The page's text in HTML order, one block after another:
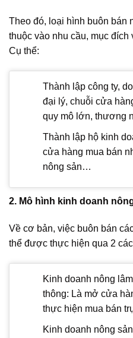
Theo đó, loại hình buôn bán
thuộc vào nhu cầu, mục
Cụ thể:
Thành lập công ty,
đại lý, chuỗi cửa
quy mô lớn, thương
Thành lập hộ kinh
cửa hàng mua bán
nông sản…
2. Mô hình kinh doanh
Về cơ bản, việc buôn bán
thể được thực hiện qua 2
Kinh doanh nông
thông: Là mở cửa
thực hiện mua bán
Kinh doanh nông